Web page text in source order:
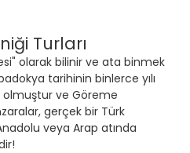
Turları
olarak bilinir ve ata binmek
tarihinin binlerce yılı
ve Göreme
gerçek bir Türk
veya Arap atında